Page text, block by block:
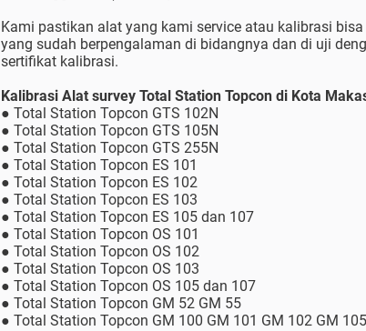
Kami pastikan alat yang kami service atau kalibrasi
yang sudah berpengalaman di bidangnya dan di uji
sertifikat kalibrasi.
Kalibrasi Alat survey Total Station Topcon di Kota
● Total Station Topcon GTS 102N
● Total Station Topcon GTS 105N
● Total Station Topcon GTS 255N
● Total Station Topcon ES 101
● Total Station Topcon ES 102
● Total Station Topcon ES 103
● Total Station Topcon ES 105 dan 107
● Total Station Topcon OS 101
● Total Station Topcon OS 102
● Total Station Topcon OS 103
● Total Station Topcon OS 105 dan 107
● Total Station Topcon GM 52 GM 55
● Total Station Topcon GM 100 GM 101 GM 102 GM 105